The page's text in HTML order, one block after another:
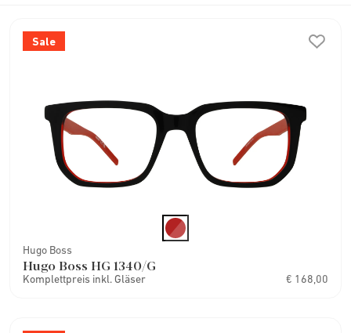
Sale
Hugo Boss
Hugo Boss HG 1340/G
Komplettpreis inkl. Gläser € 168,00